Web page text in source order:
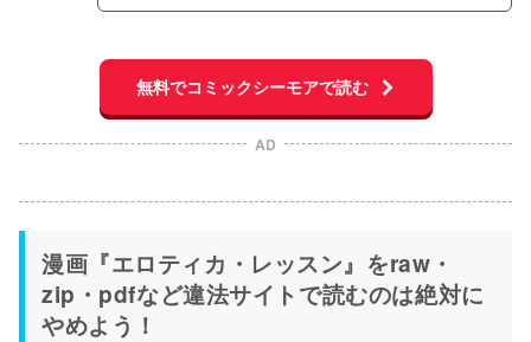
無料でコミックシーモアで読む
AD
漫画『エロティカ・レッスン』をraw・
zip・pdfなど違法サイトで読むのは絶対に
やめよう！